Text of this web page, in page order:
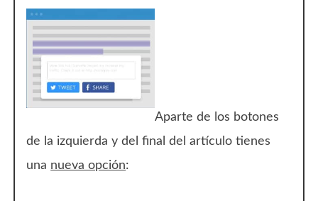
Aparte de los botones
de la izquierda y del final del artículo tienes
una nueva opción: